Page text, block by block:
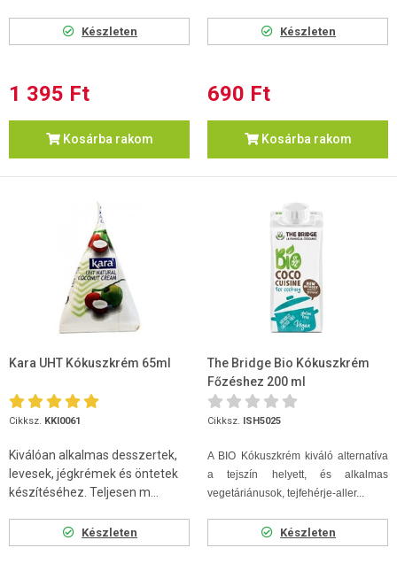
Készleten
1 395 Ft
Kosárba rakom
Készleten
690 Ft
Kosárba rakom
Kara UHT Kókuszkrém 65ml
Cikksz. KKI0061
Kiválóan alkalmas desszertek,
levesek, jégkrémek és öntetek
készítéséhez. Teljesen m...
Készleten
The Bridge Bio Kókuszkrém
Főzéshez 200 ml
Cikksz. ISH5025
A BIO Kókuszkrém kiváló alternatíva
a tejszín helyett, és alkalmas
vegetáriánusok, tejfehérje-aller...
Készleten